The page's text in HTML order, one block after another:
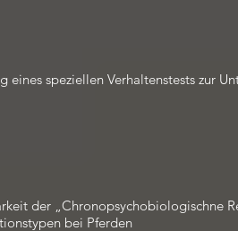
eines speziellen Verhaltenstests zur
der „Chronopsychobiologischne
bei Pferden